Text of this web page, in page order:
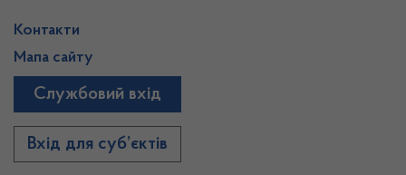
Контакти
Мапа сайту
Службовий вхід
Вхід для суб’єктів